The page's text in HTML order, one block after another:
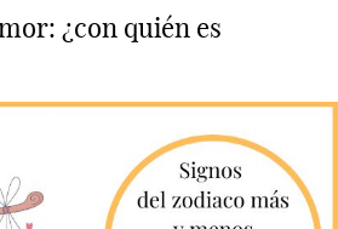
¿con quién es